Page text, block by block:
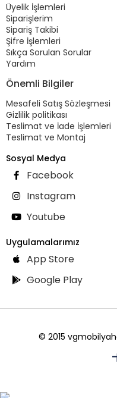
Üyelik İşlemleri
Siparişlerim
Sipariş Takibi
Şifre İşlemleri
Sıkça Sorulan Sorular
Yardım
Önemli Bilgiler
Mesafeli Satış Sözleşmesi
Gizlilik politikası
Teslimat ve İade İşlemleri
Teslimat ve Montaj
Sosyal Medya
Facebook
Instagram
Youtube
Uygulamalarımız
App Store
Google Play
© 2015